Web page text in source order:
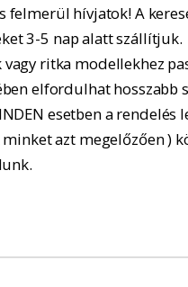
felmerül hívjatok! A
3-5 nap alatt szállítjuk.
vagy ritka modellekhez
elfordulhat hosszabb
esetben a rendelés
azt megelőzően )